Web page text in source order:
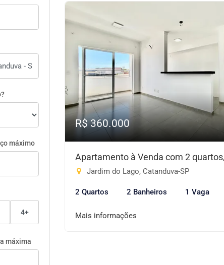
máximo
4+
máxima
R$ 360.000
Apartamento à Venda com 2
Jardim do Lago, Catanduva-SP
2 Quartos 2 Banheiros 1 Vaga
Mais informações